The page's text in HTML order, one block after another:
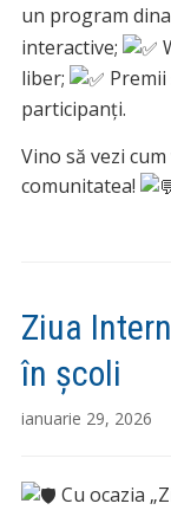
un program
interactive;
liber;
participanți.
Vino să vezi
comunitatea!
Ziua
în școli
ianuarie 29, 2026
Cu ocazia